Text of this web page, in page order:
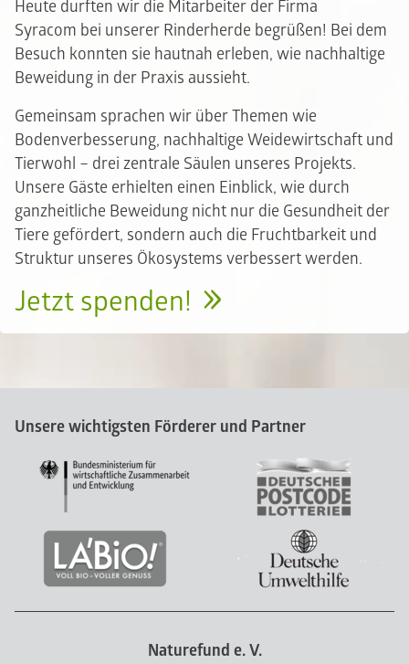
Heute durften wir die Mitarbeiter der Firma
Syracom bei unserer Rinderherde begrüßen! Bei dem
Besuch konnten sie hautnah erleben, wie nachhaltige
Beweidung in der Praxis aussieht.
Gemeinsam sprachen wir über Themen wie
Bodenverbesserung, nachhaltige Weidewirtschaft und
Tierwohl – drei zentrale Säulen unseres Projekts.
Unsere Gäste erhielten einen Einblick, wie durch
ganzheitliche Beweidung nicht nur die Gesundheit der
Tiere gefördert, sondern auch die Fruchtbarkeit und
Struktur unseres Ökosystems verbessert werden.
Jetzt spenden!
Unsere wichtigsten Förderer und Partner
Naturefund e. V.